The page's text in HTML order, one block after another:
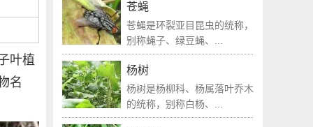
叶植
名
苍蝇
苍蝇是环裂亚目昆虫的统称，
别称蝇子、绿豆蝇、...
杨树
杨树是杨柳科、杨属落叶乔木
的统称，别称白杨、...